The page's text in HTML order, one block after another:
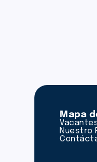
Mapa
Nuestro